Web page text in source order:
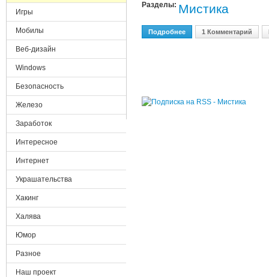
Разделы: Мистика
Подробнее О Крабат. Ученик
1 Комментарий
Игры
Мобилы
Веб-дизайн
Windows
Безопасность
Железо
Заработок
Интересное
Интернет
Украшательства
Хакинг
Халява
Юмор
Разное
Наш проект